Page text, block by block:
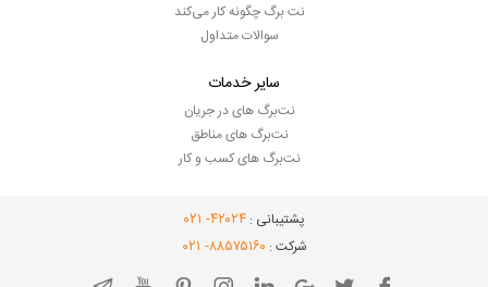
نت برگ چگونه کار می‌کند
سوالات متداول
سایر خدمات
نت‌برگ های در جریان
نت‌برگ های مناطق
نت‌برگ های کسب و کار
پشتیبانی : ۴۲۰۲۴- ۰۲۱
شرکت : ۸۸۵۷۵۱۶۰- ۰۲۱